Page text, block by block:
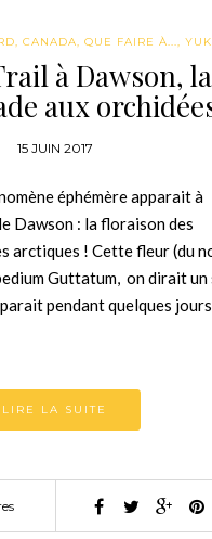
, CANADA, QUE FAIRE À...,
à Dawson, la
aux
15 JUIN 2017
éphémère apparait à
Dawson : la floraison des
arctiques ! Cette fleur (du
Guttatum, on dirait
pendant quelques jours
LIRE LA SUITE